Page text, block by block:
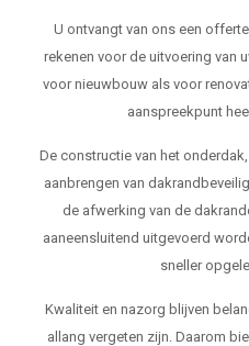
U ontvangt van ons een
rekenen voor de uitvoering van
voor nieuwbouw als voor
aanspreekpunt
De constructie van het
aanbrengen van
de afwerking van de
aaneensluitend uitgevoerd
sneller
Kwaliteit en nazorg blijven
allang vergeten zijn. Daarom